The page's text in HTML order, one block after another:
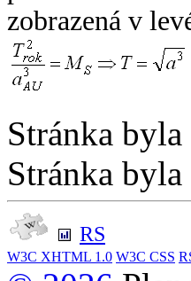
zobrazená v
Stránka
Stránka
RS
W3C XHTML 1.0 W3C CSS